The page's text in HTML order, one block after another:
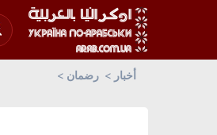
أخبار رضمان